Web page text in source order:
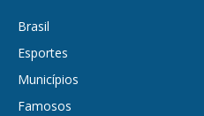
Brasil
Esportes
Municípios
Famosos